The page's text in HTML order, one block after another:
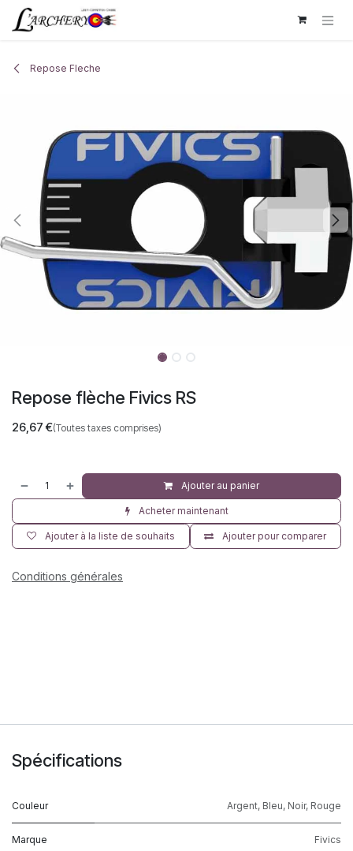
Se rendre au contenu
Repose Fleche
Repose flèche Fivics RS
26,67€(Toutes taxes comprises)
Ajouter au panier
Acheter maintenant
Ajouter pour comparer
Ajouter à la liste de souhaits
Conditions générales
Spécifications
Couleur Argent, Bleu, Noir, Rouge
Marque Fivics